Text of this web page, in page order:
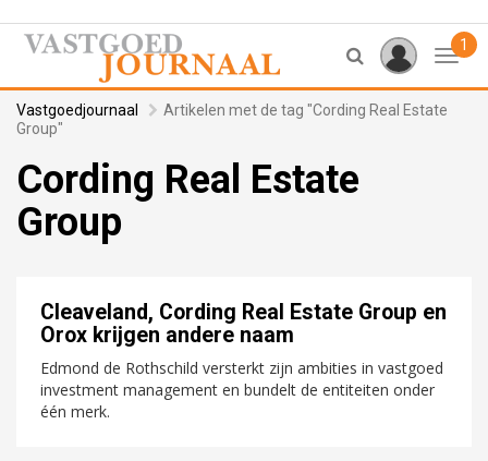
1
Vastgoedjournaal
Artikelen met de tag "Cording Real Estate
Group"
Cording Real Estate
Group
Cleaveland, Cording Real Estate Group en
Orox krijgen andere naam
Edmond de Rothschild versterkt zijn ambities in vastgoed
investment management en bundelt de entiteiten onder
één merk.